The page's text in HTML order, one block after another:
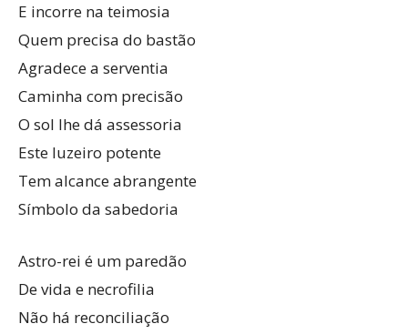
E incorre na teimosia
Quem precisa do bastão
Agradece a serventia
Caminha com precisão
O sol lhe dá assessoria
Este luzeiro potente
Tem alcance abrangente
Símbolo da sabedoria
Astro-rei é um paredão
De vida e necrofilia
Não há reconciliação